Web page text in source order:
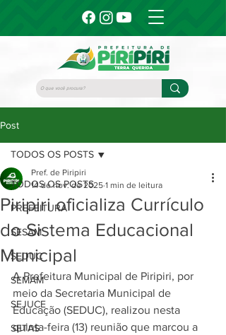
Post
TODOS OS POSTS
PREFEITURA
SESAM
SEDUC
SEMAM
SEJUCE
SETAS
TODOS OS POSTS
Piripiri oficializa Currículo
do Sistema Educacional
Municipal
Pref. de Piripiri
14 de nov. de 2025 1 min de leitura
A Prefeitura Municipal de Piripiri, por
meio da Secretaria Municipal de
Educação (SEDUC), realizou nesta
quinta-feira (13) reunião que marcou a